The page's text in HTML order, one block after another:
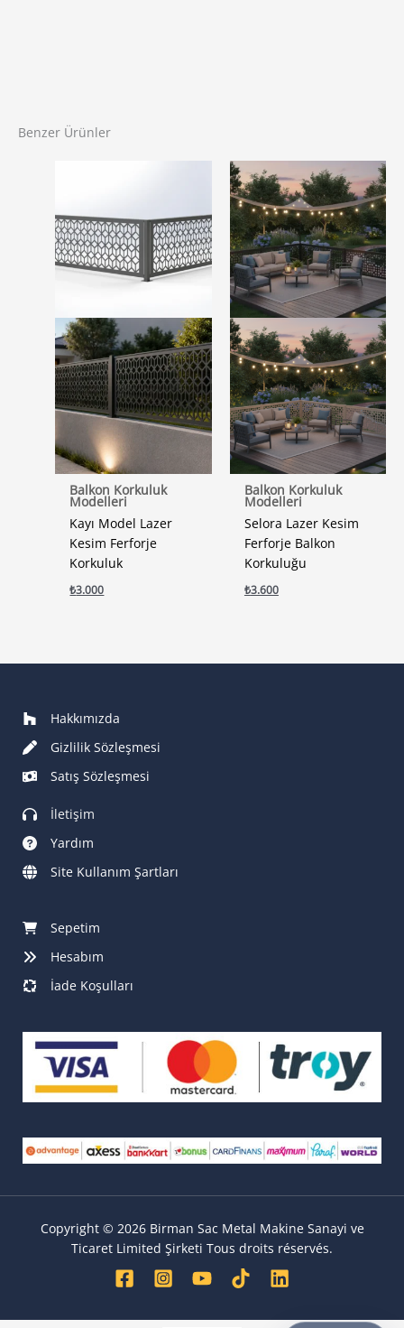
Benzer Ürünler
Balkon Korkuluk
Modelleri
Kayı Model Lazer
Kesim Ferforje
Korkuluk
₺3.000
Balkon Korkuluk
Modelleri
Selora Lazer Kesim
Ferforje Balkon
Korkuluğu
₺3.600
Hakkımızda
Gizlilik Sözleşmesi
Satış Sözleşmesi
İletişim
Yardım
Site Kullanım Şartları
Sepetim
Hesabım
İade Koşulları
Copyright © 2026 Birman Sac Metal Makine Sanayi ve
Ticaret Limited Şirketi Tous droits réservés.